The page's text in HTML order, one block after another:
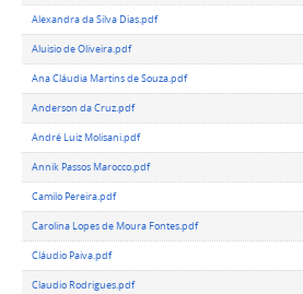
Alexandra da Silva Dias.pdf
Aluisio de Oliveira.pdf
Ana Cláudia Martins de Souza.pdf
Anderson da Cruz.pdf
André Luiz Molisani.pdf
Annik Passos Marocco.pdf
Camilo Pereira.pdf
Carolina Lopes de Moura Fontes.pdf
Cláudio Paiva.pdf
Claudio Rodrigues.pdf